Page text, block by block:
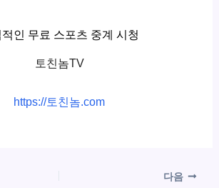
인 무료 스포츠 중계 시청
토친놈TV
https://토친놈.com
다음